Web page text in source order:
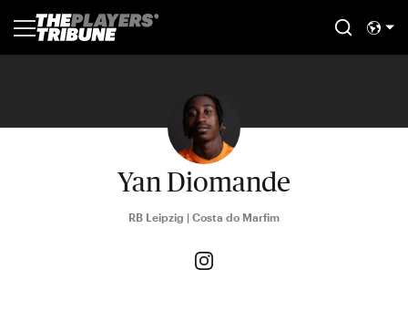
Yan Diomande
RB Leipzig | Costa do Marfim